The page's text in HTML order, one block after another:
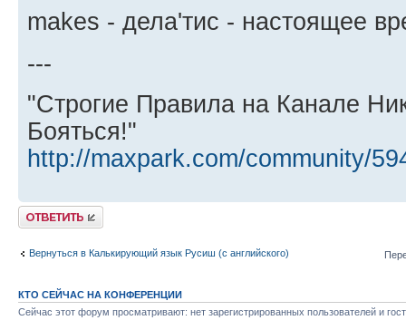
makes - дела'тис - настоящее
---
"Строгие Правила на Канале
Бояться!"
http://maxpark.com/community/
Ответить
Вернуться в Калькирующий язык Русиш (с английского)
КТО СЕЙЧАС НА КОНФЕРЕНЦИИ
Сейчас этот форум просматривают: нет зарегистрированных пользователей и